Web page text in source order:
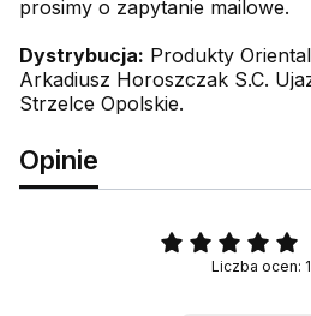
prosimy o zapytanie mailowe.
Dystrybucja: Produkty
Arkadiusz Horoszczak S.C.
Strzelce Opolskie.
Opinie
Liczba ocen: